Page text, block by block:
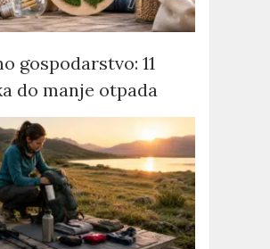
gospodarstvo: 11
do manje otpada